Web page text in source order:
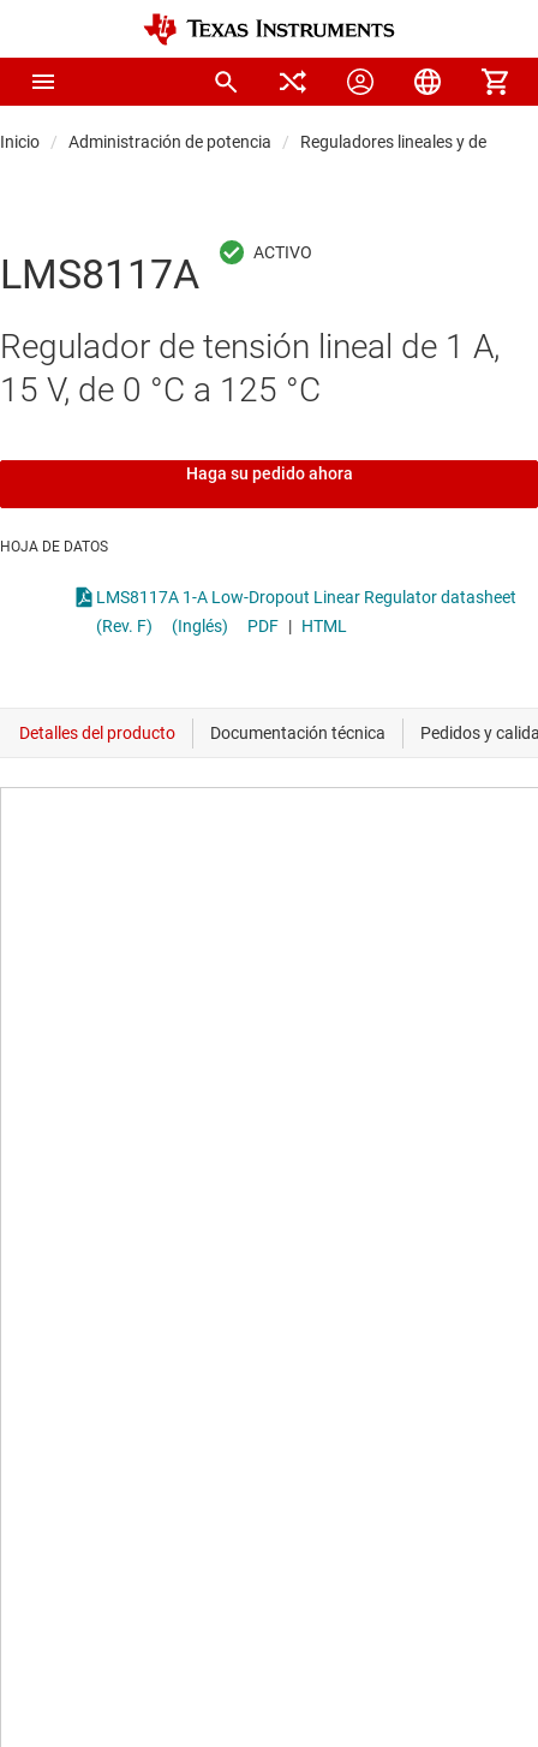
Inicio Administración de potencia Reguladores lineales y de baja
LMS8117A
Regulador de tensión lineal de 1 A,
15 V, de 0 °C a 125 °C
Haga su pedido ahora
HOJA DE DATOS
LMS8117A 1-A Low-Dropout Linear Regulator datasheet
(Rev. F)
(Inglés) PDF | HTML